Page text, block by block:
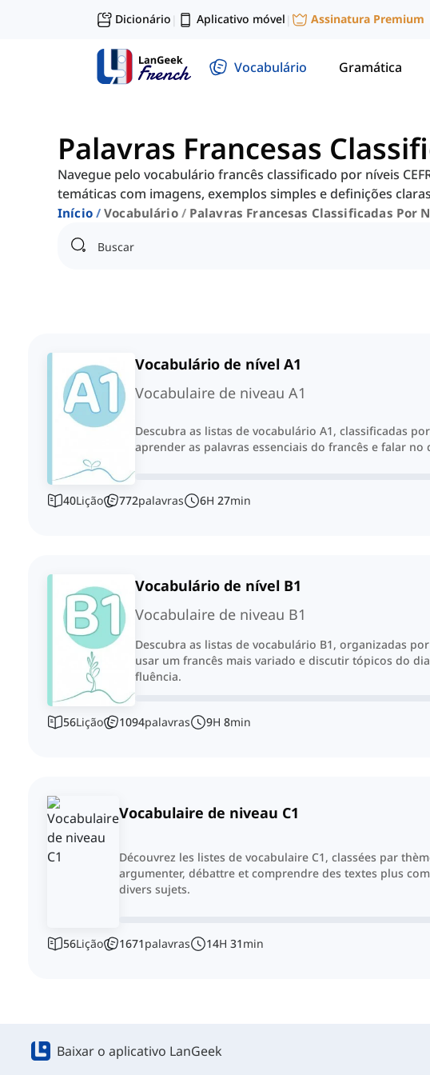
Dicionário | Aplicativo móvel | Assinatura Premium
Vocabulário Gramática
Palavras Francesas
Navegue pelo vocabulário francês classificado por níveis
temáticas com imagens, exemplos simples e definições
Início Vocabulário Palavras Francesas Classificadas Por
Vocabulário de nível A1
Vocabulaire de niveau A1
Descubra as listas de vocabulário A1, classificadas
aprender as palavras essenciais do francês e falar no
40Lição 772palavras 6H 27min
Vocabulário de nível B1
Vocabulaire de niveau B1
Descubra as listas de vocabulário B1, organizadas
usar um francês mais variado e discutir tópicos do
fluência.
56Lição 1094palavras 9H 8min
Vocabulaire de niveau C1
Découvrez les listes de vocabulaire C1, classées par
argumenter, débattre et comprendre des textes plus
divers sujets.
56Lição 1671palavras 14H 31min
Baixar o aplicativo LanGeek